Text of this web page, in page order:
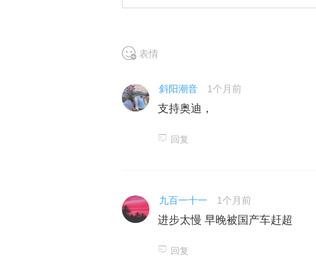
表情
斜阳潮音 1个月前
支持奥迪，
回复
九百一十一 1个月前
进步太慢 早晚被国产车赶超
回复